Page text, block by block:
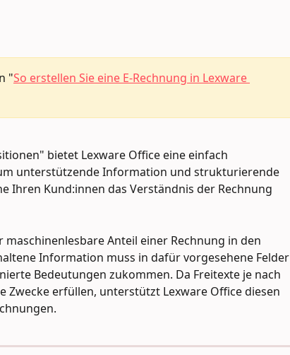
"So erstellen Sie eine E-Rechnung in Lexware
bietet Lexware Office eine einfach
unterstützende Information und strukturierende
Ihren Kund:innen das Verständnis der Rechnung
Anteil einer Rechnung in den
Information muss in dafür vorgesehene Felder
Bedeutungen zukommen. Da Freitexte je nach
Zwecke erfüllen, unterstützt Lexware Office diesen